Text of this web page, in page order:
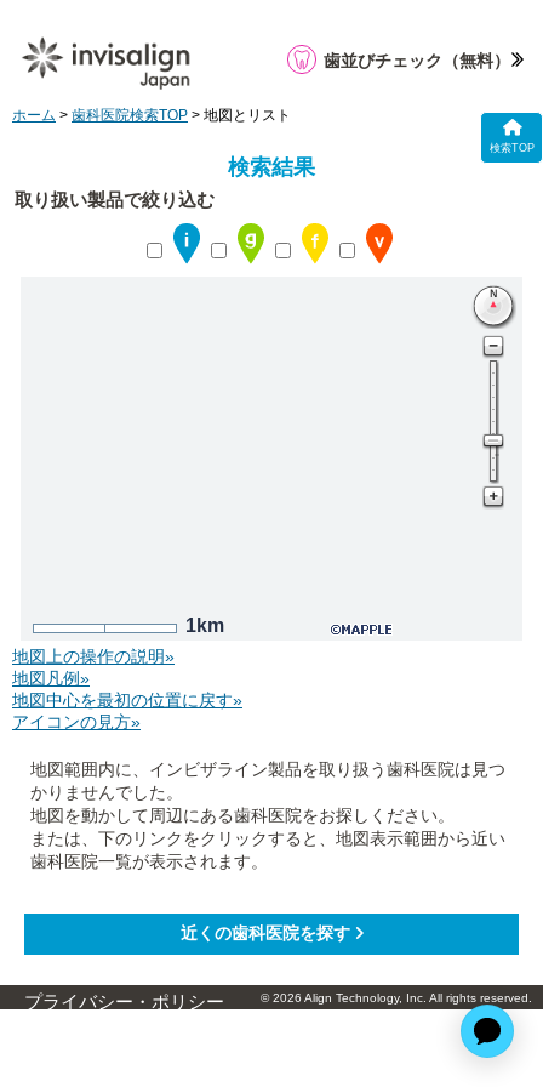
検索TOP
歯並びチェック （無料）
ホーム > 歯科医院検索TOP > 地図とリスト
検索結果
取り扱い製品で絞り込む
1km
地図上の操作の説明»
地図凡例»
地図中心を最初の位置に戻す»
アイコンの見方»
地図範囲内に、インビザライン製品を取り扱う歯科医院は見つ
かりませんでした。
地図を動かして周辺にある歯科医院をお探しください。
または、下のリンクをクリックすると、地図表示範囲から近い
歯科医院一覧が表示されます。
プライバシー・ポリシー © 2026 Align Technology, Inc. All rights reserved.